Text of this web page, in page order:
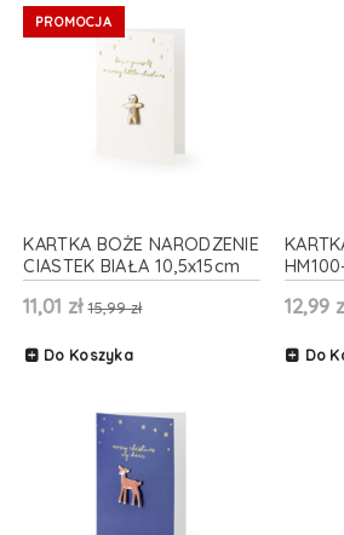
KARTKA BOŻE NARODZENIE
CIASTEK BIAŁA 10,5x15cm
11,01 zł 15,99 zł
Do Koszyka
PROMOCJA
12,99
Do